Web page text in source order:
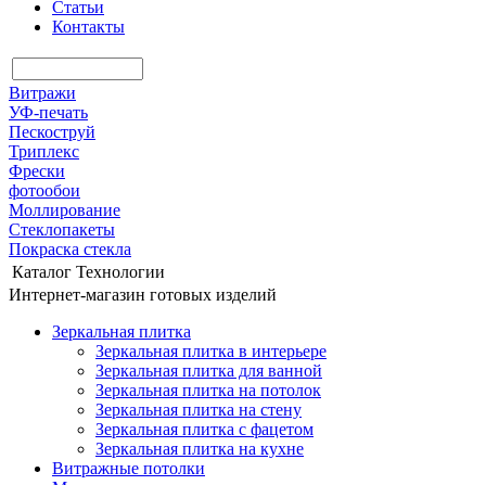
Статьи
Контакты
Витражи
УФ-печать
Пескоструй
Триплекс
Фрески
фотообои
Моллирование
Стеклопакеты
Покраска стекла
Каталог Технологии
Интернет-магазин готовых изделий
Зеркальная плитка
Зеркальная плитка в интерьере
Зеркальная плитка для ванной
Зеркальная плитка на потолок
Зеркальная плитка на стену
Зеркальная плитка с фацетом
Зеркальная плитка на кухне
Витражные потолки